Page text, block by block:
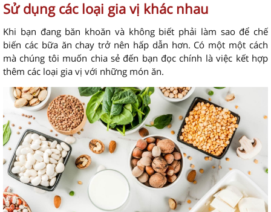
Sử dụng các loại gia vị khác nhau
Khi bạn đang băn khoăn và không biết phải làm sao để chế
biến các bữa ăn chay trở nên hấp dẫn hơn. Có một một cách
mà chúng tôi muốn chia sẻ đến bạn đọc chính là việc kết hợp
thêm các loại gia vị với những món ăn.